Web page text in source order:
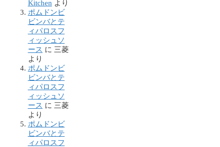
Kitchen より
ポムドンビ
ビンバとテ
ィパロスフ
ィッシュソ
ース に 三菱
より
ポムドンビ
ビンバとテ
ィパロスフ
ィッシュソ
ース に 三菱
より
ポムドンビ
ビンバとテ
ィパロスフ